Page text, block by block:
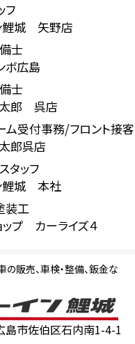
フ
鯉城 矢野店
士
ボ広島
士
郎 呉店
ム受付事務/フロント接客
郎呉店
タッフ
鯉城 本社
装工
ップ カーライズ４
販売、車検・整備、鈑金な
島市佐伯区石内南1-4-1